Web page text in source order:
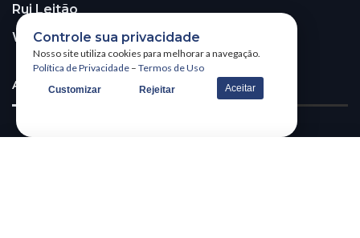
Rui Leitão
Walter Santos
ASSINE A NOSSA NEWSLETTER!
Controle sua privacidade
Nosso site utiliza cookies para melhorar a navegação.
Política de Privacidade – Termos de Uso
Customizar Rejeitar Aceitar